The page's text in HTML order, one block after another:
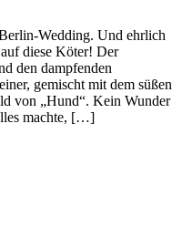
Wedding. Und ehrlich
diese Köter! Der
den dampfenden
gemischt mit dem süßen
von „Hund“. Kein Wunder
machte, […]